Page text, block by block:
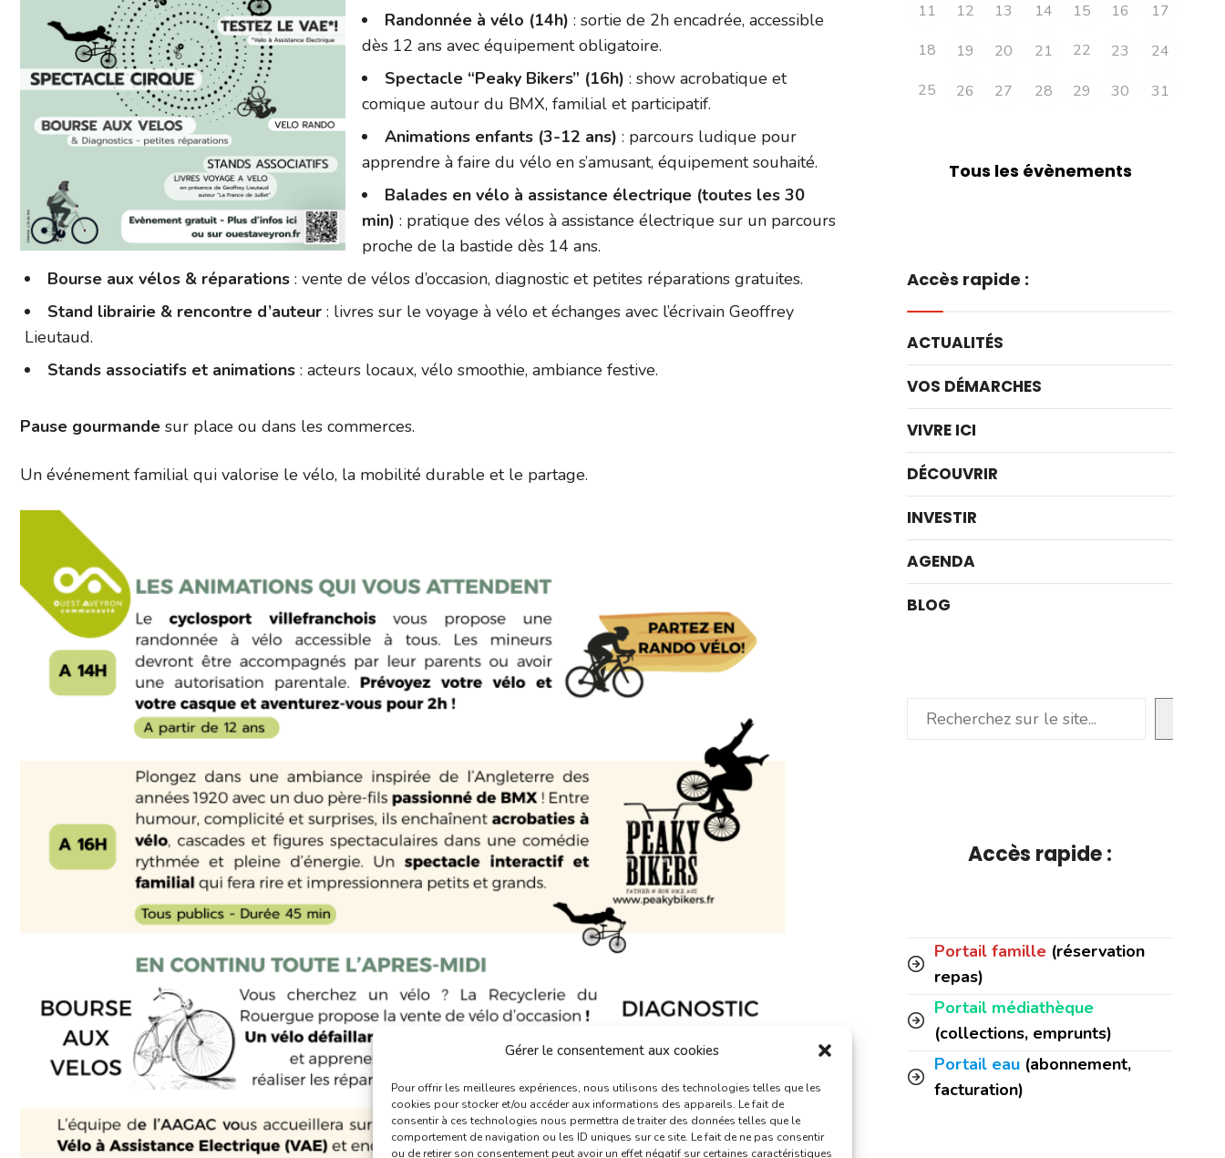
Gérer le consentement aux cookies
Pour offrir les meilleures expériences, nous utilisons des technologies telles que les
cookies pour stocker et/ou accéder aux informations des appareils. Le fait de
consentir à ces technologies nous permettra de traiter des données telles que le
comportement de navigation ou les ID uniques sur ce site. Le fait de ne pas consentir
ou de retirer son consentement peut avoir un effet négatif sur certaines caractéristiques
Randonnée à vélo (14h) : sortie de 2h encadrée, accessible
dès 12 ans avec équipement obligatoire.
Spectacle “Peaky Bikers” (16h) : show acrobatique et
comique autour du BMX, familial et participatif.
Animations enfants (3-12 ans) : parcours ludique pour
apprendre à faire du vélo en s’amusant, équipement souhaité.
Balades en vélo à assistance électrique (toutes les 30
min) : pratique des vélos à assistance électrique sur un parcours
proche de la bastide dès 14 ans.
Bourse aux vélos & réparations : vente de vélos d’occasion, diagnostic et petites réparations gratuites.
Stand librairie & rencontre d’auteur : livres sur le voyage à vélo et échanges avec l’écrivain Geoffrey
Lieutaud.
Stands associatifs et animations : acteurs locaux, vélo smoothie, ambiance festive.
Pause gourmande sur place ou dans les commerces.
Un événement familial qui valorise le vélo, la mobilité durable et le partage.
11
12 13 14 15 16
17
18
19 20 21 22 23
24
25
26 27 28 29 30 31
Tous les évènements
Accès rapide :
ACTUALITÉS
VOS DÉMARCHES
VIVRE ICI
DÉCOUVRIR
INVESTIR
AGENDA
BLOG
Rechercher
Accès rapide :
Portail famille (réservation
repas)
Portail médiathèque
(collections, emprunts)
Portail eau (abonnement,
facturation)